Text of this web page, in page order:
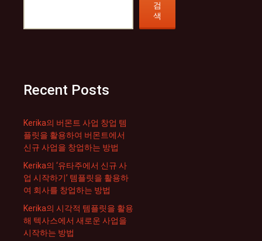
검
색
Recent Posts
Kerika의 버몬트 사업 창업 템
플릿을 활용하여 버몬트에서
신규 사업을 창업하는 방법
Kerika의 ‘유타주에서 신규 사
업 시작하기’ 템플릿을 활용하
여 회사를 창업하는 방법
Kerika의 시각적 템플릿을 활용
해 텍사스에서 새로운 사업을
시작하는 방법